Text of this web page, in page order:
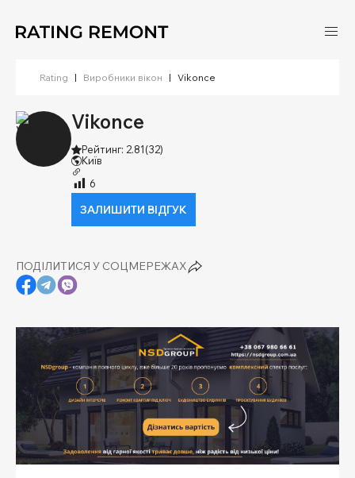
Rating | Виробники вікон | Vikonce
Vikonce
Рейтинг: 2.81(32)
Київ
6
ЗАЛИШИТИ ВІДГУК
ПОДІЛИТИСЯ У СОЦМЕРЕЖАХ